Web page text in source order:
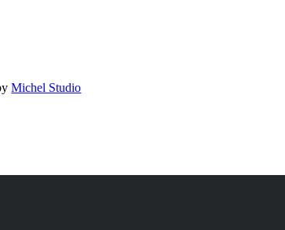
Michel Studio